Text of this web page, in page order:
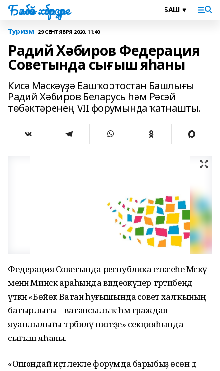
Бәләбәй хәбәрҙәре
Туризм 29 СЕНТЯБРЯ 2020, 11:40
Радий Хәбиров Федерация
Советында сығыш яһаны
Кисә Мәскәүҙә Башҡортостан Башлығы
Радий Хәбиров Беларусь һәм Рәсәй
төбәктәренең VII форумында ҡатнашты.
Федерация Советында республика етәксеһе Мәскәү
менән Минск араһында видеокүпер тәртибендә
үткән «Бөйөк Ватан һуғышында совет халҡының
батырлығы – ватансылыҡ һәм граждан
яуаплылығы тәрбиәләү нигеҙе» секцияһында
сығыш яһаны.
«Ошондай иҫтәлекле форумда барыбыҙ өсөн дә